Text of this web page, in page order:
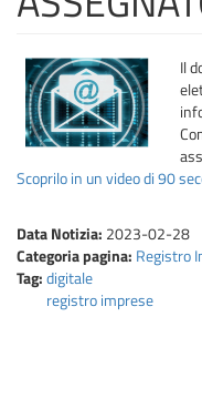
Il
Scoprilo in un video di 90
Data Notizia: 2023-02-28
Categoria pagina: Registro
Tag:digitale
registro imprese